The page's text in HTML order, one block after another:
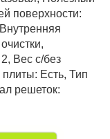
поверхности:
Вес с/без
Есть, Тип
решеток: